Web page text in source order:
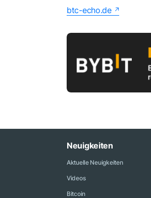
btc-echo.de
Neuigkeiten
Aktuelle Neuigkeiten
Videos
Bitcoin